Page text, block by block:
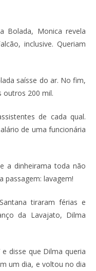
Bolada, Monica revela
inclusive. Queriam
saísse do ar. No fim,
outros 200 mil.
de cada qual.
de uma funcionária
a dinheirama toda não
passagem: lavagem!
tiraram férias e
da Lavajato, Dilma
disse que Dilma queria
um dia, e voltou no dia